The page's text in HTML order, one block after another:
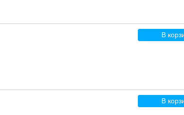
В
В